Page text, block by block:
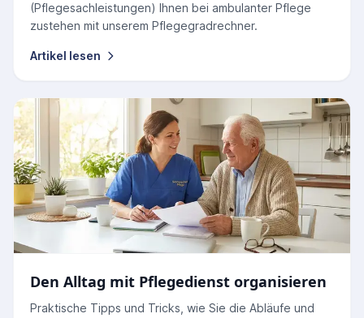
(Pflegesachleistungen) Ihnen bei ambulanter Pflege
zustehen mit unserem Pflegegradrechner.
Artikel lesen
Den Alltag mit Pflegedienst organisieren
Praktische Tipps und Tricks, wie Sie die Abläufe und